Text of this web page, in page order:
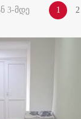
1 2
3-მდე